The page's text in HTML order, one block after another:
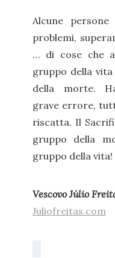
Alcune
problemi,
… di cose che
gruppo della
della morte.
grave errore,
riscatta. Il
gruppo della
gruppo della vita!
Vescovo Júlio
Juliofreitas.com